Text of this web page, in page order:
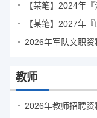
【某笔】2024年
【某笔】2027年
2026年军队文职资
教师
2026年教师招聘资